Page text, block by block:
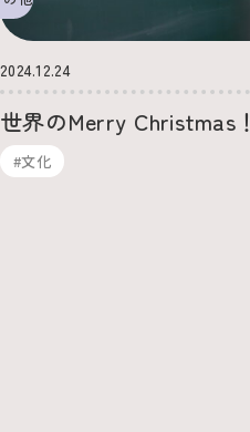
2024.12.24
世界のMerry Christmas！
#文化